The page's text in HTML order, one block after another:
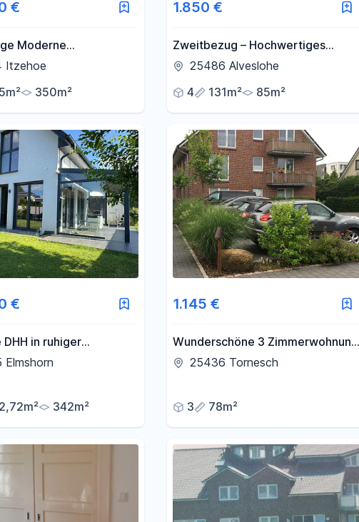
€
Moderne
DHH Nähe Klinikum
Itzehoe
350m²
1.850 €
Zweitbezug – Hochwertiges
Reihenhaus in Alveslohe
25486 Alveslohe
4
131m² 85m²
€
DHH in ruhiger
am
Elmshorn
342m²
1.145 €
Wunderschöne 3 Zimmerwohnung
im Herzen von Tornesch zu
25436 Tornesch
3 78m²